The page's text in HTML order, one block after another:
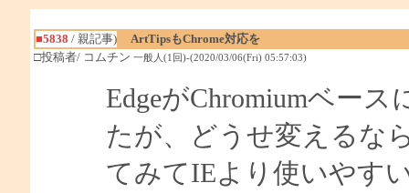
■5838 / 親記事)
ArtTipsもChrome対応を
□投稿者/ コムチン 一般人(1回)-(2020/03/06(Fri) 05:57:03)
EdgeがChromiumベー
たが、どうせ変えるな
てみてIEより使いやす